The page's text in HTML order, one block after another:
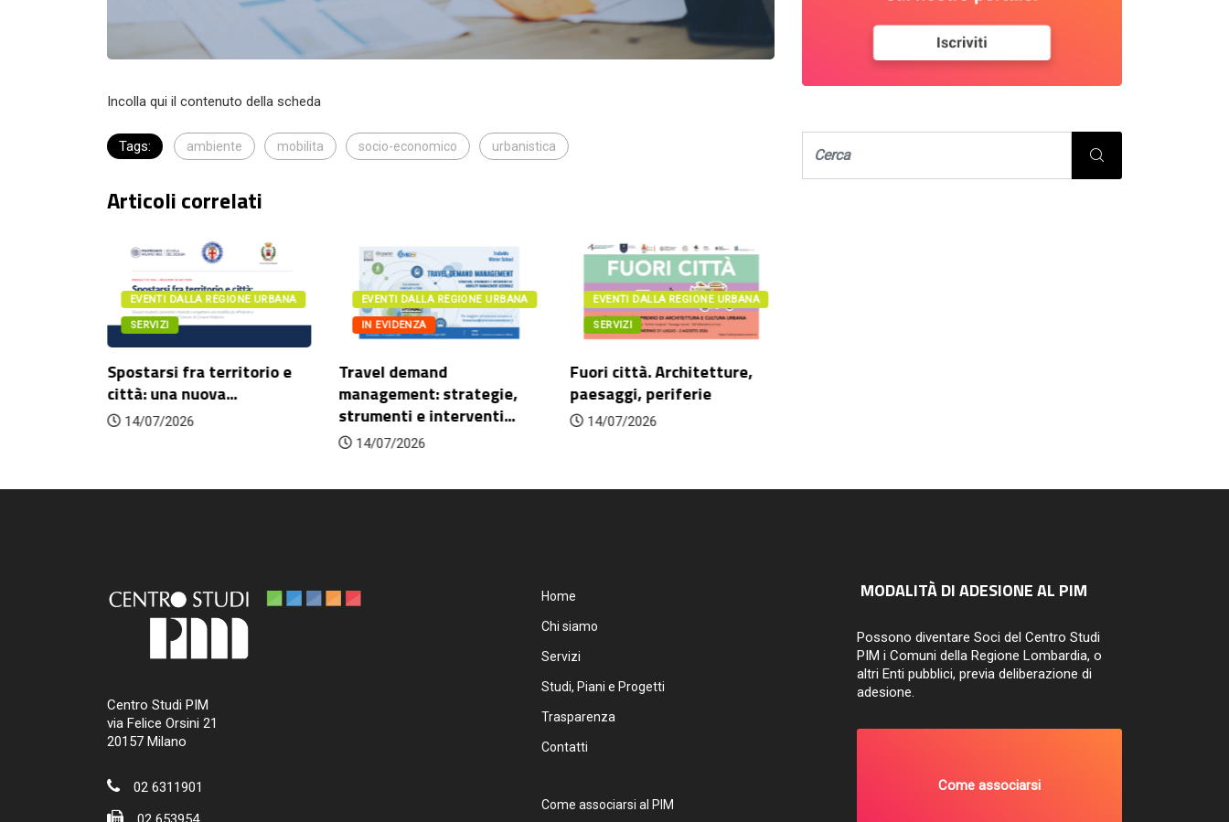
Incolla qui il contenuto della scheda
Tags: ambiente mobilita socio-economico urbanistica
Articoli correlati
EVENTI DALLA REGIONE URBANA
SERVIZI
Spostarsi fra territorio e
città: una nuova...
14/07/2026
EVENTI DALLA REGIONE URBANA
IN EVIDENZA
Travel demand
management: strategie,
strumenti e interventi...
14/07/2026
EVENTI DALLA REGIONE URBANA
SERVIZI
Fuori città. Architetture,
paesaggi, periferie
14/07/2026
Centro Studi PIM
via Felice Orsini 21
20157 Milano
02 6311901
Home
Chi siamo
Servizi
Studi, Piani e Progetti
Trasparenza
Contatti
Come associarsi al PIM
MODALITÀ DI ADESIONE AL PIM
Possono diventare Soci del Centro Studi
PIM i Comuni della Regione Lombardia, o
altri Enti pubblici, previa deliberazione di
adesione.
Come associarsi